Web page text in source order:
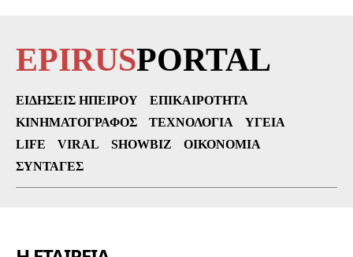
EPIRUSPORTAL
ΕΙΔΉΣΕΙΣ ΗΠΕΊΡΟΥ
ΕΠΙΚΑΙΡΌΤΗΤΑ
ΚΙΝΗΜΑΤΟΓΡΆΦΟΣ
ΤΕΧΝΟΛΟΓΊΑ
ΥΓΕΊΑ
LIFE
VIRAL SHOWBIZ
ΟΙΚΟΝΟΜΊΑ
ΣΥΝΤΑΓΈΣ